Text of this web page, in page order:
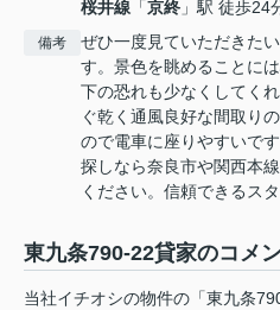
桜井線 「京終 」駅 徒歩24
備考
ぜひ一度見ていただきた
す。景色を眺めることに
下の恐れも少なくしてく
ぐ乾く通風良好な間取り
ので電車に座りやすいで
探しなら奈良市や関西本
ください。信頼できるス
東九条790-22貸家のコメ
当社イチオシの物件の「東九条